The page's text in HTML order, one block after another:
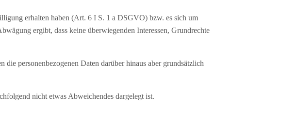
erhalten haben (Art. 6 I S. 1 a DSGVO) bzw. es sich um
ergibt, dass keine überwiegenden Interessen, Grundrechte
personenbezogenen Daten darüber hinaus aber grundsätzlich
nicht etwas Abweichendes dargelegt ist.